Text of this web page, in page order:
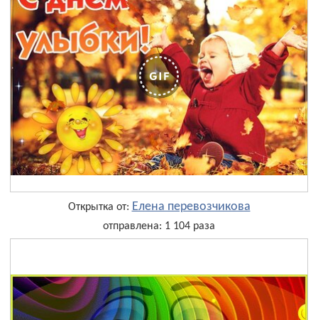
Открытка от: Елена перевозчикова
отправлена: 1 104 раза